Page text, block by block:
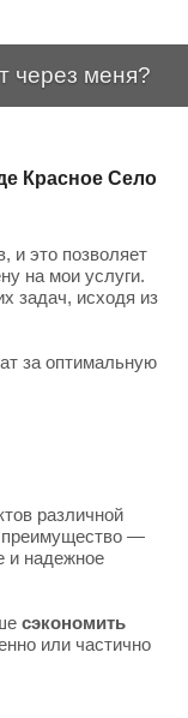
через меня?
Красное Село
и это позволяет
на мои услуги.
задач, исходя из
за оптимальную
различной
преимущество —
и надежное
сэкономить
или частично